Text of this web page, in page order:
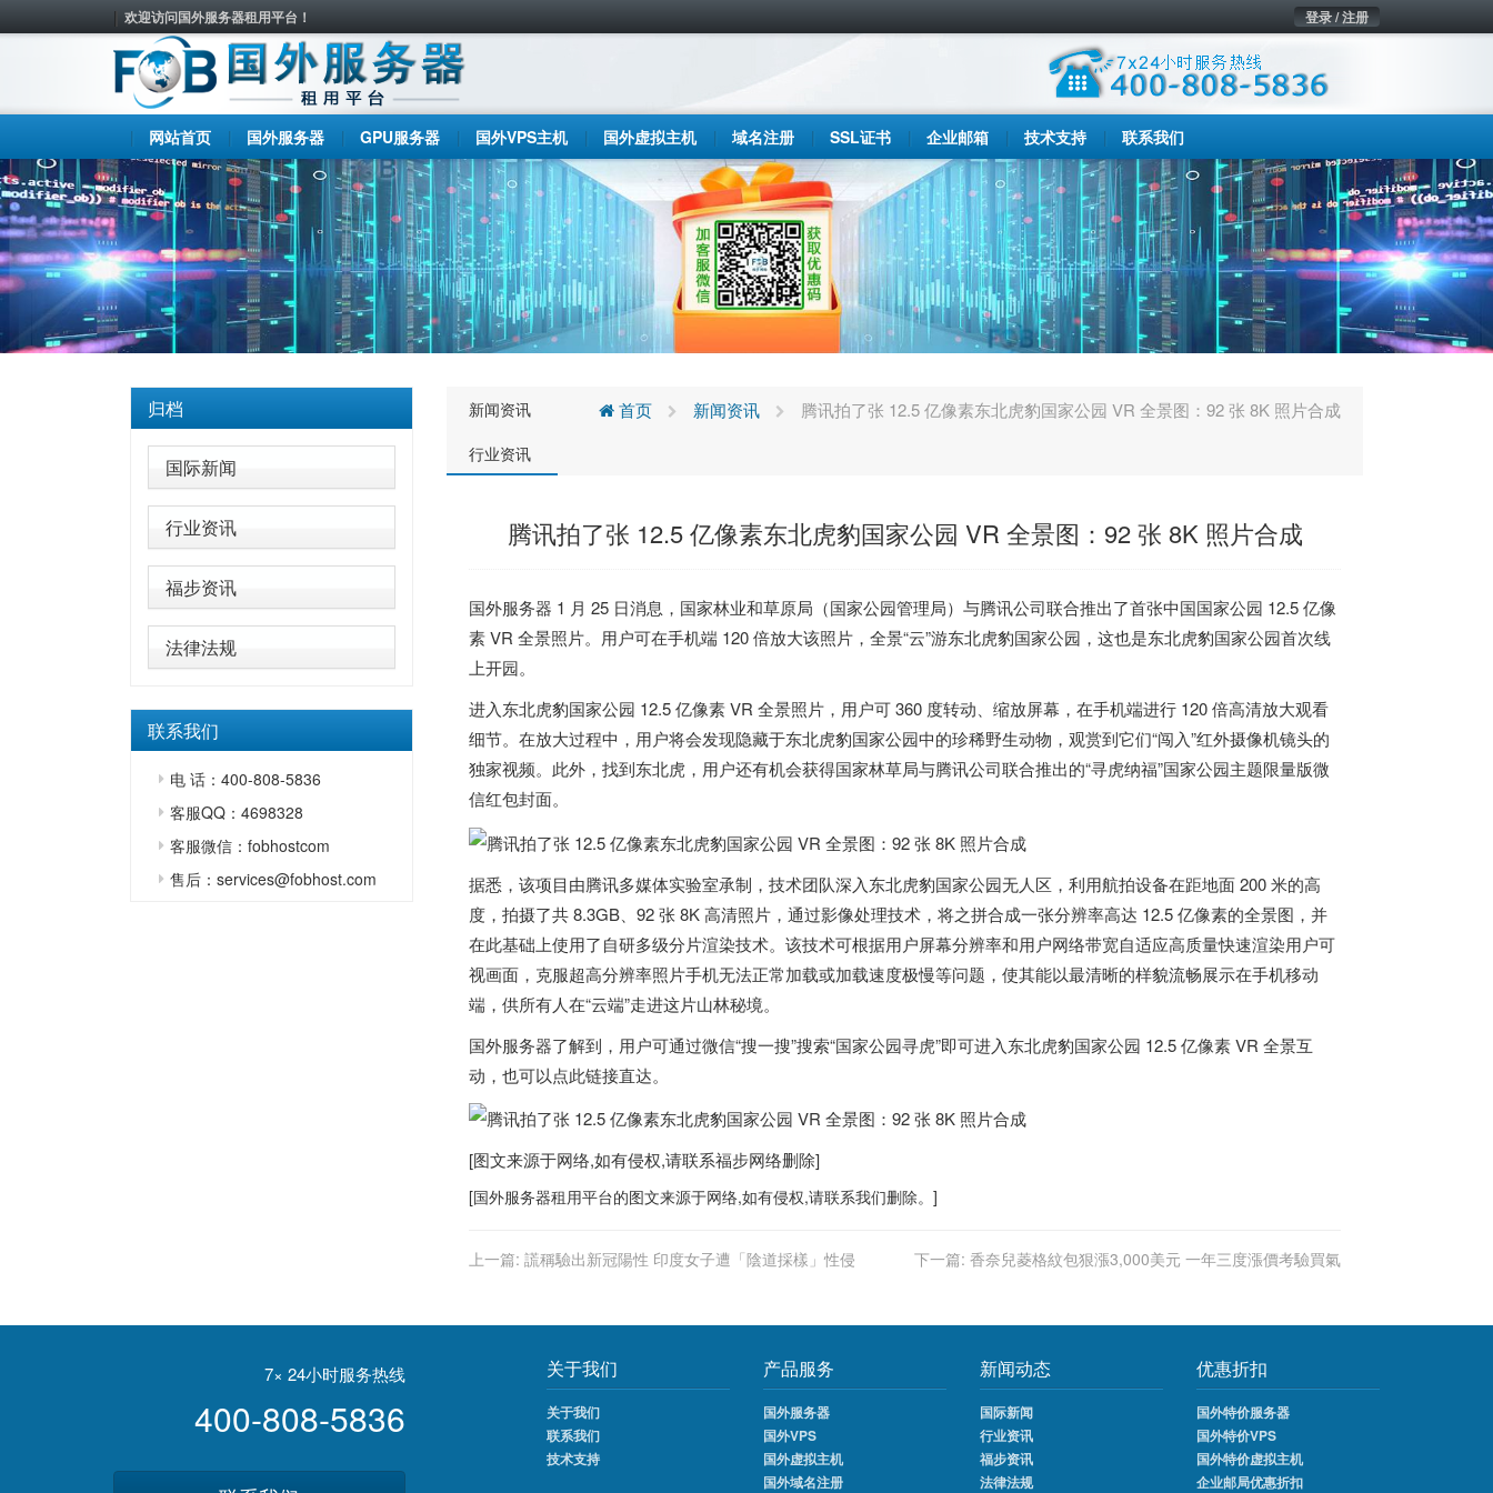
欢迎访问国外服务器租用平台！ 登录 / 注册
网站首页 国外服务器 GPU服务器 国外VPS主机 国外虚拟主机 域名注册 SSL证书 企业邮箱 技术支持 联系我们
归档
国际新闻
行业资讯
福步资讯
法律法规
联系我们
电 话：400-808-5836
客服QQ：4698328
客服微信：fobhostcom
售后：services@fobhost.com
新闻资讯
行业资讯
首页 新闻资讯 腾讯拍了张 12.5 亿像素东北虎豹国家公园 VR 全景图：92 张 8K 照片合成
腾讯拍了张 12.5 亿像素东北虎豹国家公园 VR 全景图：92 张 8K 照片合成
国外服务器 1 月 25 日消息，国家林业和草原局（国家公园管理局）与腾讯公司联合推出了首张中国国家公园 12.5 亿像
素 VR 全景照片。用户可在手机端 120 倍放大该照片，全景“云”游东北虎豹国家公园，这也是东北虎豹国家公园首次线
上开园。
进入东北虎豹国家公园 12.5 亿像素 VR 全景照片，用户可 360 度转动、缩放屏幕，在手机端进行 120 倍高清放大观看
细节。在放大过程中，用户将会发现隐藏于东北虎豹国家公园中的珍稀野生动物，观赏到它们“闯入”红外摄像机镜头的
独家视频。此外，找到东北虎，用户还有机会获得国家林草局与腾讯公司联合推出的“寻虎纳福”国家公园主题限量版微
信红包封面。
据悉，该项目由腾讯多媒体实验室承制，技术团队深入东北虎豹国家公园无人区，利用航拍设备在距地面 200 米的高
度， 拍摄了共 8.3GB、92 张 8K 高清照片 ，通过影像处理技术，将之拼合成一张分辨率高达 12.5 亿像素的全景图， 并
在此基础上使用了自研多级分片渲染技术。该技术可根据用户屏幕分辨率和用户网络带宽自适应高质量快速渲染用户可
视画面，克服超高分辨率照片手机无法正常加载或加载速度极慢等问题，使其能以最清晰的样貌流畅展示在手机移动
端，供所有人在“云端”走进这片山林秘境。
国外服务器了解到，用户可通过微信“搜一搜”搜索“国家公园寻虎”即可进入东北虎豹国家公园 12.5 亿像素 VR 全景互
动，也可以点此链接直达。
[图文来源于网络,如有侵权,请联系福步网络删除]
[国外服务器租用平台的图文来源于网络,如有侵权,请联系我们删除。]
上一篇: 謊稱驗出新冠陽性 印度女子遭「陰道採樣」性侵 下一篇: 香奈兒菱格紋包狠漲3,000美元 一年三度漲價考驗買氣
7× 24小时服务热线
400-808-5836
关于我们
关于我们
联系我们
技术支持
产品服务
国外服务器
国外VPS
国外虚拟主机
国外域名注册
新闻动态
国际新闻
行业资讯
福步资讯
法律法规
优惠折扣
国外特价服务器
国外特价VPS
国外特价虚拟主机
企业邮局优惠折扣